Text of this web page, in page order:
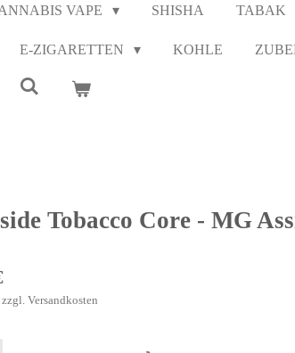
VAPE SHISHA TABAK
E-ZIGARETTEN KOHLE
Tobacco Core - MG
Versandkosten